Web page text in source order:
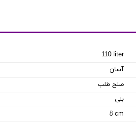
110 liter
آسان
صلح طلب
بلی
8 cm